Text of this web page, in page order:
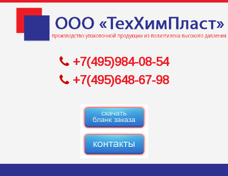
+7(495)984-08-54
+7(495)648-67-98